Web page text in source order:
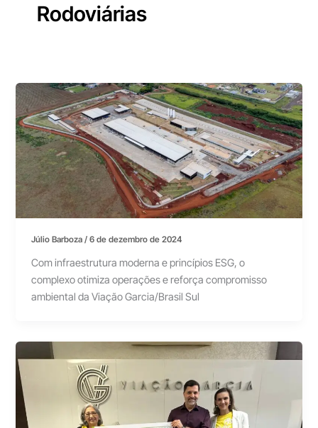
Rodoviárias
Júlio Barboza/6 de dezembro de 2024
Com infraestrutura moderna e princípios ESG, o
complexo otimiza operações e reforça compromisso
ambiental da Viação Garcia/Brasil Sul